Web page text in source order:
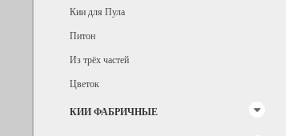
Кии для Пула
Питон
Из трёх частей
Цветок
КИИ ФАБРИЧНЫЕ